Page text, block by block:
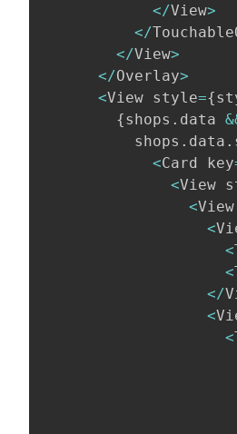
</View>
</
</View>
</Overlay>
<View style={
{shops . data
          shops
. data .
<Card key
<View
<
<
<
<
</
<
<